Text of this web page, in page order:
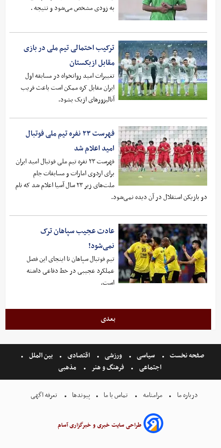
به زودی مشخص می‌شود و نتیجه .
ترکیب احتمالی تیم ملی در بازی
مقابل ازبکستان
تغییرات امید روانخواه در مسابقه اول
ایران مقابل کره ممکن است باعث فریب
آنالیزورهای ازبک بشود.
فهرست ۲۳ نفره تیم ملی فوتبال
امید اعلام شد
فهرست ۲۳ نفره تیم ملی فوتبال امید ایران
برای اردوی امارات و مسابقات جام
ملت‌های زیر ۲۳ سال آسیا اعلام شد که نام
دو بازیکن استقلال در آن دیده نمی‌شود.
عادت عجیب سپاهان ترک
نمی‌شود!
تیم فوتبال سپاهان تا اینجای این فصل
عملکرد عجیبی در خط دفاعی داشته
است.
بعدی
صفحه نخست سیاسی ورزشی اقتصادی
بین الملل
اجتماعی
فرهنگ و هنر مذهبی
درباره ما مرامنامه تماس با ما پیوندها تعرفه اگهی
طراحی سایت خبری و خبرگزاری آسام